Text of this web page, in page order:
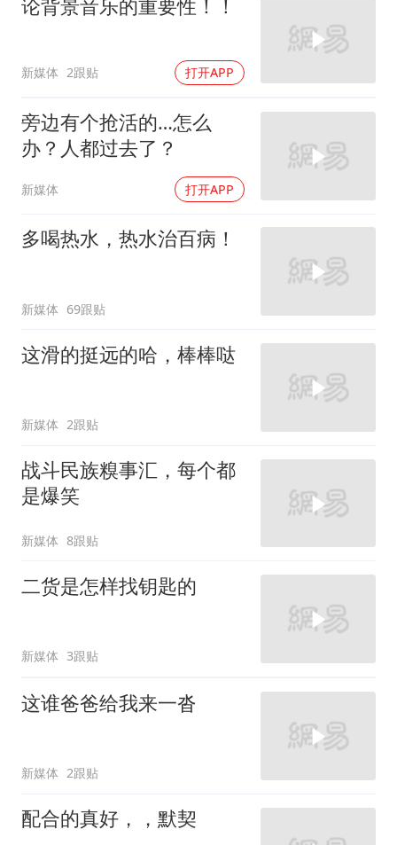
论背景音乐的重要性！！
新媒体 2跟贴 打开APP
旁边有个抢活的…怎么
办？人都过去了？
新媒体 打开APP
多喝热水，热水治百病！
新媒体 69跟贴
这滑的挺远的哈，棒棒哒
新媒体 2跟贴
战斗民族糗事汇，每个都
是爆笑
新媒体 8跟贴
二货是怎样找钥匙的
新媒体 3跟贴
这谁爸爸给我来一沓
新媒体 2跟贴
配合的真好，，默契